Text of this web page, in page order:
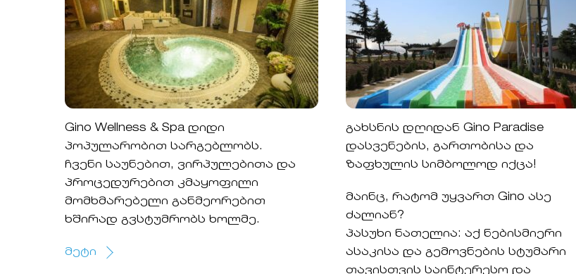
Gino Wellness & Spa დიდი
პოპულარობით სარგებლობს.
ჩვენი საუნებით, ვირპულებითა და
პროცედურებით კმაყოფილი
მომხმარებელი განმეორებით
ხშირად გვსტუმრობს ხოლმე.
მეტი
გახსნის დღიდან Gino Paradise
დასვენების, გართობისა და
ზაფხულის სიმბოლოდ იქცა!
მაინც, რატომ უყვართ Gino ასე
ძალიან?
პასუხი ნათელია: აქ ნებისმიერი
ასაკისა და გემოვნების სტუმარი
თავისთვის საინტერესო და